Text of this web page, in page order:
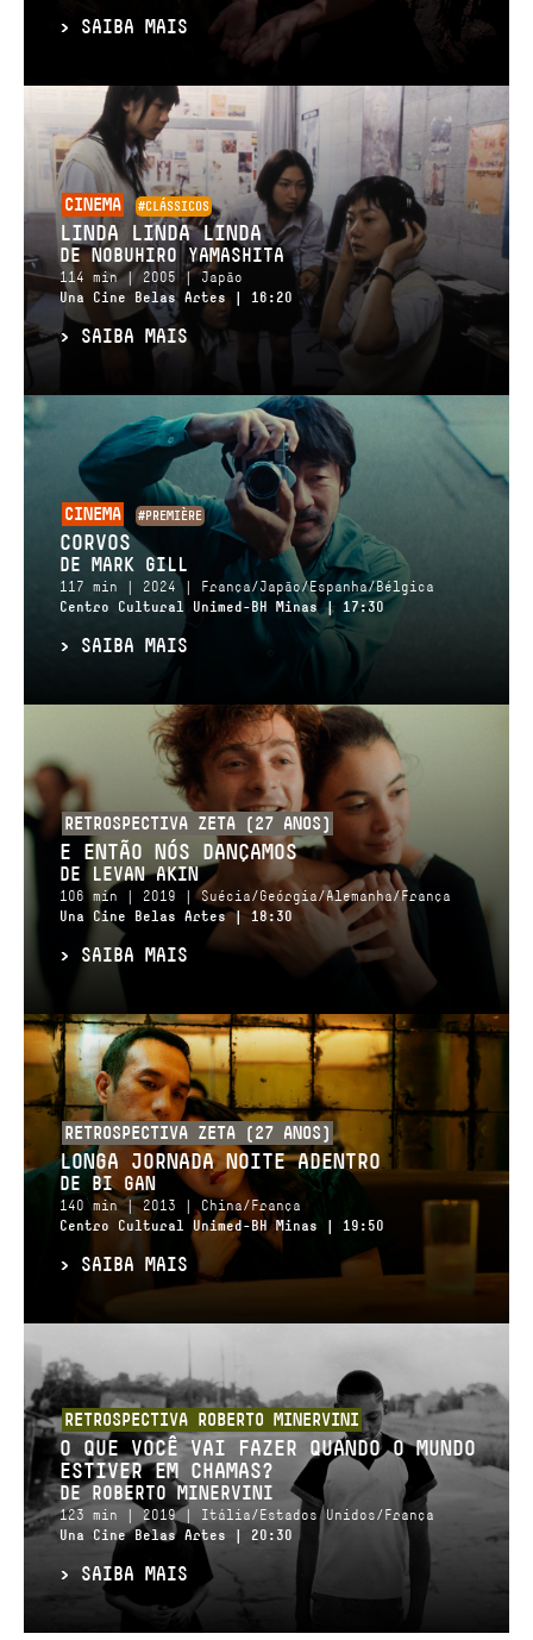
> SAIBA MAIS
CINEMA #CLÁSSICOS
LINDA LINDA LINDA
DE NOBUHIRO YAMASHITA
114 min | 2005 | Japão
Una Cine Belas Artes | 16:20
> SAIBA MAIS
CINEMA #PREMIÈRE
CORVOS
DE MARK GILL
117 min | 2024 | França/Japão/Espanha/Bélgica
Centro Cultural Unimed-BH Minas | 17:30
> SAIBA MAIS
RETROSPECTIVA ZETA (27 ANOS)
E ENTÃO NÓS DANÇAMOS
DE LEVAN AKIN
106 min | 2019 | Suécia/Geórgia/Alemanha/França
Una Cine Belas Artes | 18:30
> SAIBA MAIS
RETROSPECTIVA ZETA (27 ANOS)
LONGA JORNADA NOITE ADENTRO
DE BI GAN
140 min | 2013 | China/França
Centro Cultural Unimed-BH Minas | 19:50
> SAIBA MAIS
RETROSPECTIVA ROBERTO MINERVINI
O QUE VOCÊ VAI FAZER QUANDO O MUNDO
ESTIVER EM CHAMAS?
DE ROBERTO MINERVINI
123 min | 2019 | Itália/Estados Unidos/França
Una Cine Belas Artes | 20:30
> SAIBA MAIS